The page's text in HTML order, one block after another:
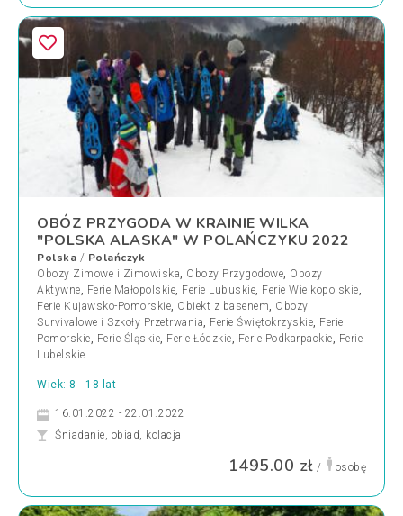
OBÓZ PRZYGODA W KRAINIE WILKA
"POLSKA ALASKA" W POLAŃCZYKU 2022
Polska / Polańczyk
Obozy Zimowe i Zimowiska, Obozy Przygodowe, Obozy
Aktywne, Ferie Małopolskie, Ferie Lubuskie, Ferie Wielkopolskie,
Ferie Kujawsko-Pomorskie, Obiekt z basenem, Obozy
Survivalowe i Szkoły Przetrwania, Ferie Świętokrzyskie, Ferie
Pomorskie, Ferie Śląskie, Ferie Łódzkie, Ferie Podkarpackie, Ferie
Lubelskie
Wiek: 8 - 18 lat
16.01.2022 - 22.01.2022
Śniadanie, obiad, kolacja
1495.00 zł / osobę